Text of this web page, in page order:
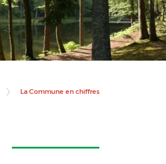
La Commune en chiffres